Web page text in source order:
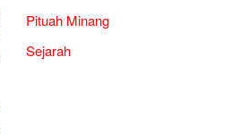
Pituah Minang
Sejarah